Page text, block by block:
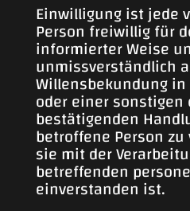
Einwilligung ist jede
Person freiwillig für
informierter Weise
unmissverständlich
Willensbekundung
oder einer
bestätigenden
betroffene Person
sie mit der
betreffenden
einverstanden ist.